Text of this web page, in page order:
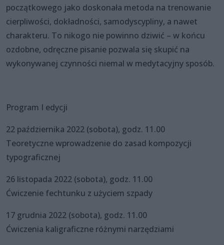
początkowego jako doskonała metoda na trenowanie
cierpliwości, dokładności, samodyscypliny, a nawet
charakteru. To nikogo nie powinno dziwić – w końcu
ozdobne, odręczne pisanie pozwala się skupić na
wykonywanej czynności niemal w medytacyjny sposób.
Program I edycji
22 października 2022 (sobota), godz. 11.00
Teoretyczne wprowadzenie do zasad kompozycji
typograficznej
26 listopada 2022 (sobota), godz. 11.00
Ćwiczenie fechtunku z użyciem szpady
17 grudnia 2022 (sobota), godz. 11.00
Ćwiczenia kaligraficzne różnymi narzędziami